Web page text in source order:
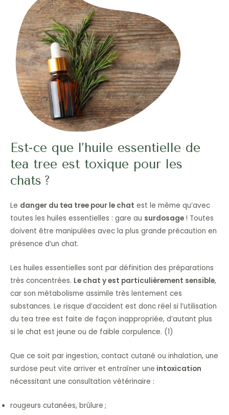
Est-ce que l’huile essentielle de
tea tree est toxique pour les
chats ?
Le danger du tea tree pour le chat est le même qu’avec
toutes les huiles essentielles : gare au surdosage ! Toutes
doivent être manipulées avec la plus grande précaution en
présence d’un chat.
Les huiles essentielles sont par définition des préparations
très concentrées. Le chat y est particulièrement sensible,
car son métabolisme assimile très lentement ces
substances. Le risque d’accident est donc réel si l’utilisation
du tea tree est faite de façon inappropriée, d’autant plus
si le chat est jeune ou de faible corpulence. (1)
Que ce soit par ingestion, contact cutané ou inhalation, une
surdose peut vite arriver et entraîner une intoxication
nécessitant une consultation vétérinaire :
rougeurs cutanées, brûlure ;